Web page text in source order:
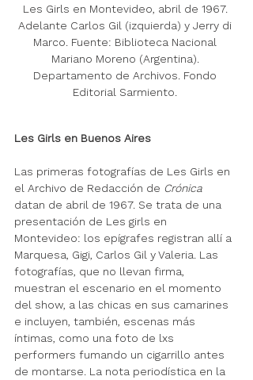
Les Girls en Montevideo, abril de 1967.
Adelante Carlos Gil (izquierda) y Jerry di
Marco. Fuente: Biblioteca Nacional
Mariano Moreno (Argentina).
Departamento de Archivos. Fondo
Editorial Sarmiento.
Les Girls en Buenos Aires
Las primeras fotografías de Les Girls en
el Archivo de Redacción de Crónica
datan de abril de 1967. Se trata de una
presentación de Les girls en
Montevideo: los epígrafes registran allí a
Marquesa, Gigi, Carlos Gil y Valeria. Las
fotografías, que no llevan firma,
muestran el escenario en el momento
del show, a las chicas en sus camarines
e incluyen, también, escenas más
íntimas, como una foto de lxs
performers fumando un cigarrillo antes
de montarse. La nota periodística en la